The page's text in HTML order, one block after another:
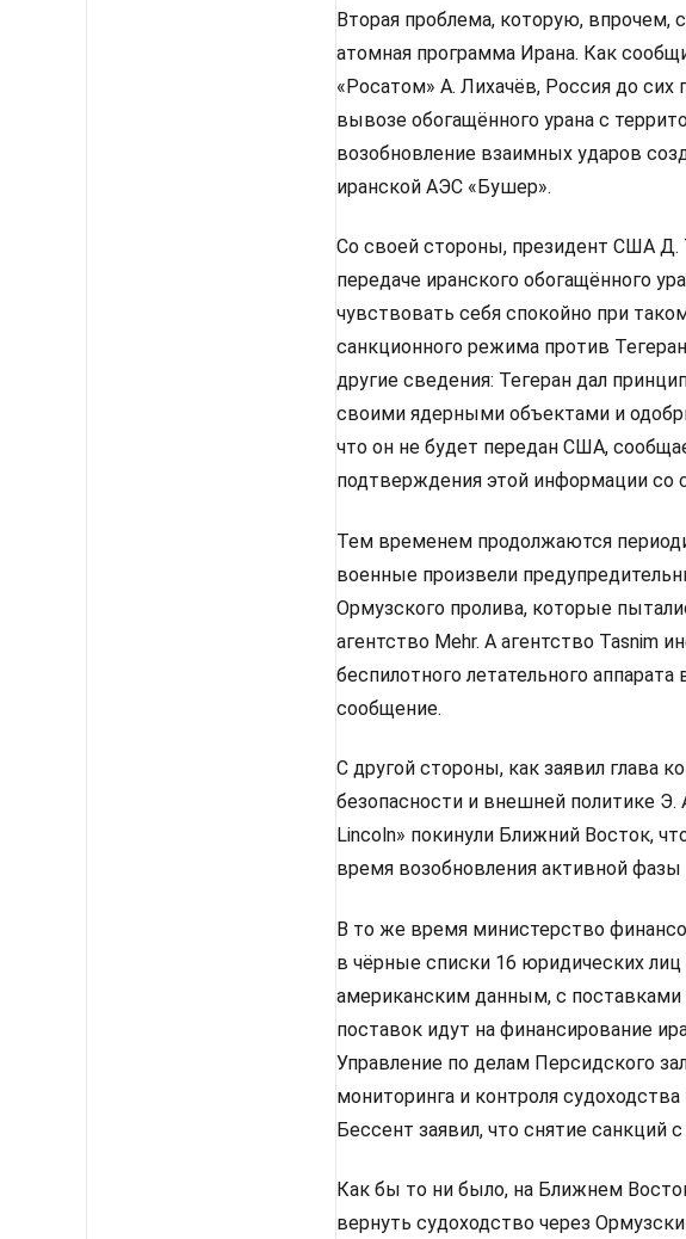
Вторая проблема, которую, впрочем,
атомная программа Ирана. Как
«Росатом» А. Лихачёв, Россия до сих
вывозе обогащённого урана с
возобновление взаимных ударов
иранской АЭС «Бушер».
Со своей стороны, президент США Д.
передаче иранского обогащённого
чувствовать себя спокойно при
санкционного режима против
другие сведения: Тегеран дал
своими ядерными объектами и
что он не будет передан США,
подтверждения этой информации со
Тем временем продолжаются
военные произвели
Ормузского пролива, которые
агентство Mehr. А агентство Tasnim
беспилотного летательного
сообщение.
С другой стороны, как заявил глава
безопасности и внешней политике Э.
Lincoln» покинули Ближний Восток,
время возобновления активной
В то же время министерство
в чёрные списки 16 юридических
американским данным, с поставками
поставок идут на финансирование
Управление по делам Персидского
мониторинга и контроля
Бессент заявил, что снятие санкций
Как бы то ни было, на Ближнем
вернуть судоходство через